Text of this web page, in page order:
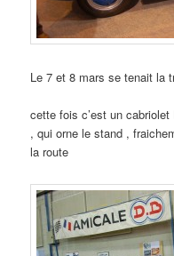
Le 7 et 8 mars se tenait la
cette fois c’est un
, qui orne le stand ,
la route